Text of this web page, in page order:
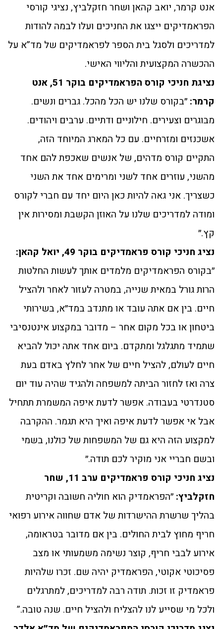
אנט קרמר, יואב קהאן ושחר חזקלביץ, נציגי קורסי
הפראמדיקים ייצגו את החניכים ועלו לבמה להודות
למדריכים ולסגל בית הספר לפראמדיקים של מד”א על
ההכשרה המקצועית והליווי האישי.
נציגת חניכי קורס הפראמדיקים בוקר 51, אנט
קרמר: ״בקורס שלנו יש הכל מהכל. גברים ונשים.
מבוגרים וצעירים. חילוניים ודתיים. ערבים ויהודים.
אשכנזים ומזרחיים. עם כל המארג המיוחד הזה,
התקיים קורס מדהים, של אנשים שאכפת להם אחד
מהשני, עוזרים אחד לשני ומרימים אחד את השני
כשצריך. אני גאה להיות כאן היום יחד עם חברי לקורס
ומודה למדריכים שלנו על האוזן הקשבת ומסירות אין
קץ.״
נציג חניכי קורס פראמדיקים בוקר 49, יואל קהאן:
״בקורס הפראמדיקים מלמדים אותך לעשות החלטות
הרות גורל במאית שנייה, במטרה לעזור לאחר ולהציל
חיים. בין אם אתה עובד או מתנדב במד״א, בשירותי
ביטחון או בכל מקום אחר – מדובר במקצוע אינטנסיבי
שתמיד מתגלגל ומתקדם. ביום אחד אתה יכול להביא
חיים לעולם, להציל חיים של אחר לחלץ באדם בעת
צרה ואז לחזור הביתה למשפחה ולהגיד שהיה עוד יום
סטנדרטי בעבודה. אפשר לדעת איפה המשמרת תתחיל
אבל אי אפשר לדעת איפה ואיך היא תגמר. ההקרבה
למקצוע הזה היא גם של המשפחות של כולנו, בשמי
ובשם חבריי אני מוקיר לכם תודה.״
נציג חניכי קורס פראמדיקים ערב 11, שחר
חזקלביץ: ״הפראמדיק הוא חוליה חשובה וקריטית
בהליך שרשרת ההישרדות של אדם שחווה אירוע רפואי
חריף מחוץ לבית החולים. בין אם מדובר בטראומה,
אירוע לבבי חריף, קוצר נשימה משמעותי או מצב
פסיכוטי אקוטי, הפראמדיק יהיה שם. זכרו שלהיות
פראמדיק זו זכות. תודה רבה למדריכים, למתרגלים
ולכל מי שסייע לנו להצליח ולהציל חיים. שנה טובה.”